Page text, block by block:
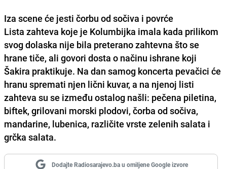
Iza scene će jesti čorbu od sočiva i povrće
Lista zahteva koje je Kolumbijka imala kada prilikom
svog dolaska nije bila preterano zahtevna što se
hrane tiče, ali govori dosta o načinu ishrane koji
Šakira praktikuje. Na dan samog koncerta pevačici će
hranu spremati njen lični kuvar, a na njenoj listi
zahteva su se između ostalog našli: pečena piletina,
biftek, grilovani morski plodovi, čorba od sočiva,
mandarine, lubenica, različite vrste zelenih salata i
grčka salata.
Dodajte Radiosarajevo.ba u omiljene Google izvore